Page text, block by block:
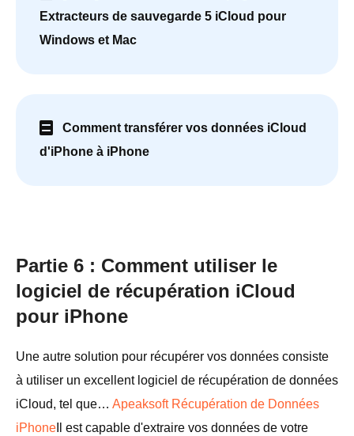
Extracteurs de sauvegarde 5 iCloud pour
Windows et Mac
Comment transférer vos données iCloud
d'iPhone à iPhone
Partie 6 : Comment utiliser le
logiciel de récupération iCloud
pour iPhone
Une autre solution pour récupérer vos données consiste
à utiliser un excellent logiciel de récupération de données
iCloud, tel que… Apeaksoft Récupération de Données
iPhone Il est capable d'extraire vos données de votre